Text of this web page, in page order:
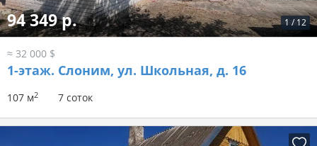
1 / 12
94 349 р.
≈ 32 000 $
1-этаж. Слоним, ул. Школьная, д. 16
107 м2 7 соток